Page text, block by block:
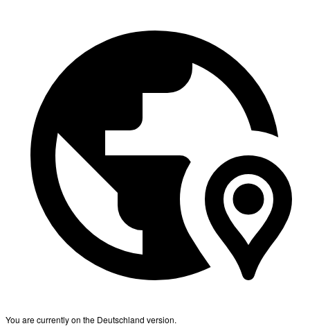
You are currently on the Deutschland version.